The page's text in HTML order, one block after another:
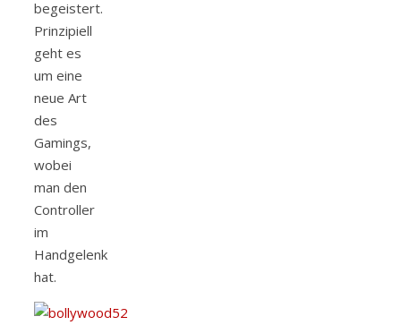
begeistert.
Prinzipiell
geht es
um eine
neue Art
des
Gamings,
wobei
man den
Controller
im
Handgelenk
hat.